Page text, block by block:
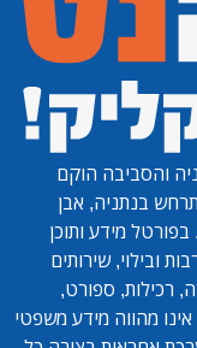
והסביבה הוקם
בנתניה, אבן
מידע ותוכן
ובילוי, שירותים
רכילות, ספורט,
מהווה מידע משפטי